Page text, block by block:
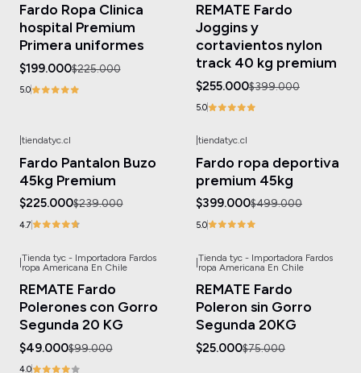
Fardo Ropa Clinica
hospital Premium
Primera uniformes
$199.000$225.000
5.0
REMATE Fardo
Joggins y
cortavientos nylon
track 40 kg premium
$255.000$399.000
5.0
tiendatyc.cl
Fardo Pantalon Buzo
45kg Premium
$225.000$239.000
4.7
tiendatyc.cl
Fardo ropa deportiva
premium 45kg
$399.000$499.000
5.0
-51%OFF
Tienda tyc - Importadora Fardos
ropa Americana En Chile
REMATE Fardo
Polerones con Gorro
Segunda 20 KG
$49.000$99.000
4.0
-67%OFF
Tienda tyc - Importadora Fardos
ropa Americana En Chile
REMATE Fardo
Poleron sin Gorro
Segunda 20KG
$25.000$75.000